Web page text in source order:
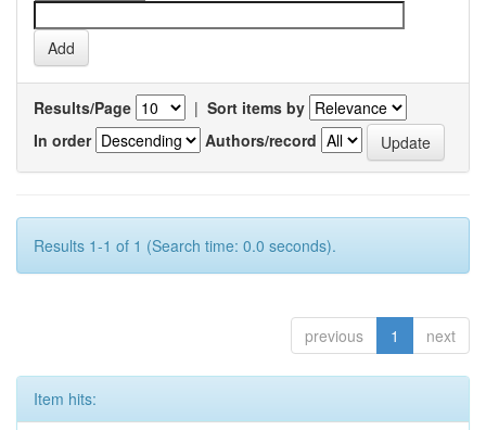
Results/Page | Sort items by
In order
Authors/record
Results 1-1 of 1 (Search time: 0.0 seconds).
previous 1 next
Item hits: